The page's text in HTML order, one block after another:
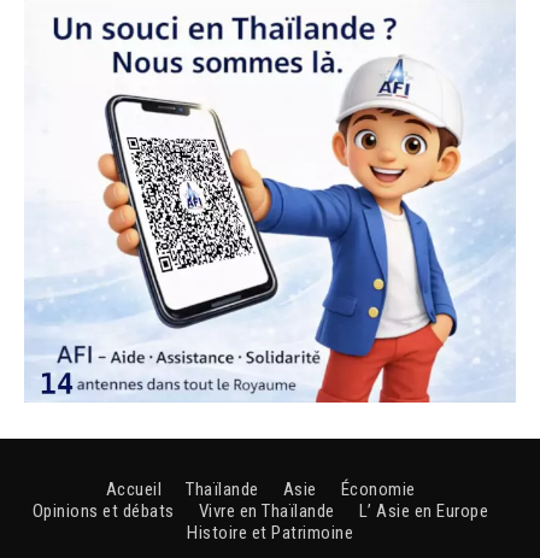
Accueil Thaïlande Asie
Économie
Opinions et débats
Vivre en Thaïlande
L’ Asie en Europe
Histoire et Patrimoine